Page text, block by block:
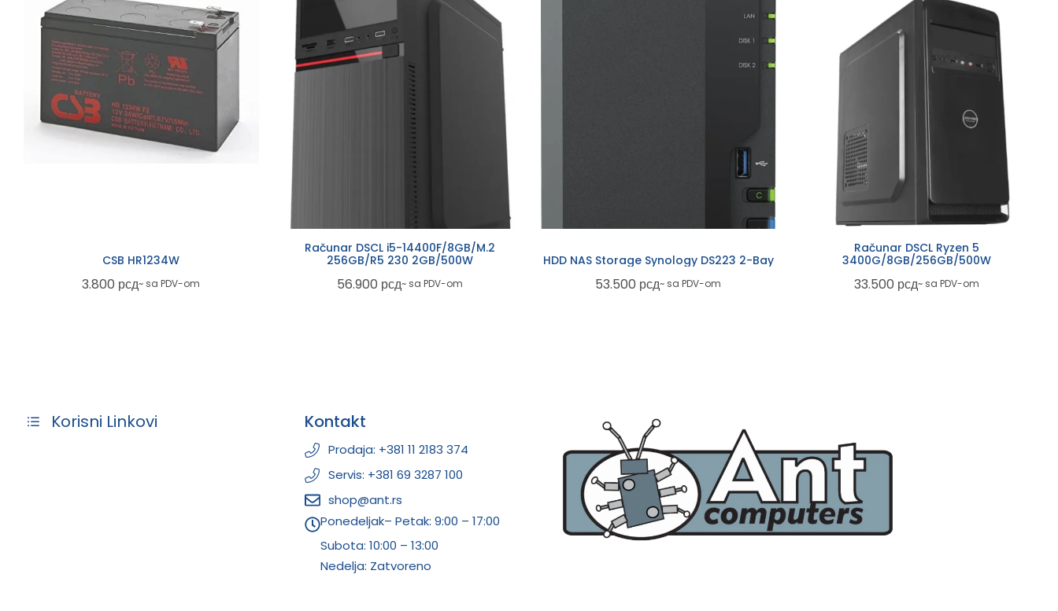
CSB HR1234W
3.800 рсд~ sa PDV-om
Računar DSCL i5-14400F/8GB/M.2
256GB/R5 230 2GB/500W
56.900 рсд~ sa PDV-om
HDD NAS Storage Synology DS223 2-Bay
53.500 рсд~ sa PDV-om
Računar DSCL Ryzen 5
3400G/8GB/256GB/500W
33.500 рсд~ sa PDV-om
Korisni Linkovi Kontakt
Prodaja: +381 11 2183 374
Servis: +381 69 3287 100
shop@ant.rs
Ponedeljak– Petak: 9:00 – 17:00
Subota: 10:00 – 13:00
Nedelja: Zatvoreno